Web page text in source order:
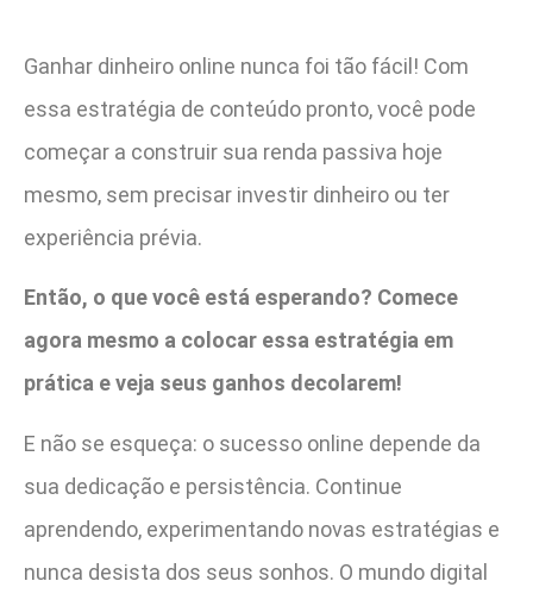
Ganhar dinheiro online nunca foi tão fácil! Com
essa estratégia de conteúdo pronto, você pode
começar a construir sua renda passiva hoje
mesmo, sem precisar investir dinheiro ou ter
experiência prévia.
Então, o que você está esperando? Comece
agora mesmo a colocar essa estratégia em
prática e veja seus ganhos decolarem!
E não se esqueça: o sucesso online depende da
sua dedicação e persistência. Continue
aprendendo, experimentando novas estratégias e
nunca desista dos seus sonhos. O mundo digital